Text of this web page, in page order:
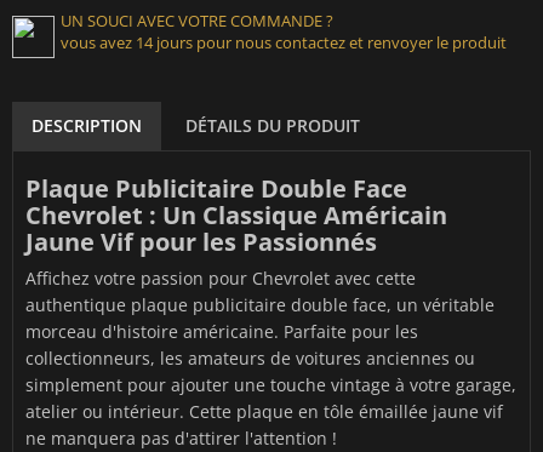
UN SOUCI AVEC VOTRE COMMANDE ?
vous avez 14 jours pour nous contactez et renvoyer le produit
DESCRIPTION DÉTAILS DU PRODUIT
Plaque Publicitaire Double Face
Chevrolet : Un Classique Américain
Jaune Vif pour les Passionnés
Affichez votre passion pour Chevrolet avec cette
authentique plaque publicitaire double face, un véritable
morceau d'histoire américaine. Parfaite pour les
collectionneurs, les amateurs de voitures anciennes ou
simplement pour ajouter une touche vintage à votre garage,
atelier ou intérieur. Cette plaque en tôle émaillée jaune vif
ne manquera pas d'attirer l'attention !